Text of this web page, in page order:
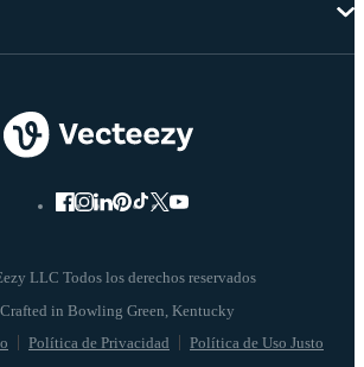
LLC Todos los derechos reservados
Política de Privacidad Política de Uso Justo